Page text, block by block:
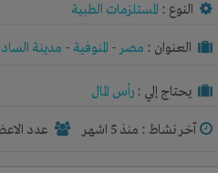
النوع : المستلزمات الطبية
العنوان : مصر- المنوفية - مدينة
يحتاج إلي : رأس المال
آخر نشاط : منذ 5 اشهر عدد الاعضاء :